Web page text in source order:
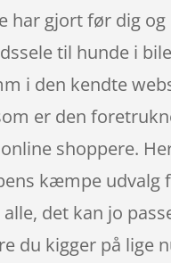
har gjort før dig og
til hunde i
i den kendte
er den
shoppere.
kæmpe udvalg
det kan jo
du kigger på lige